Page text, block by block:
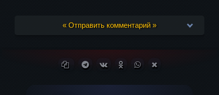
« Отправить комментарий »
Ваш адрес email не будет опубликован.
Копировать ссылку
Поделиться в Telegram
Поделиться ВКонтакте
Поделиться в
Поделиться в